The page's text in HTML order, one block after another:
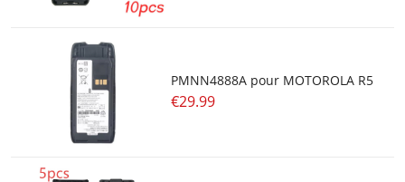
PMNN4888A pour MOTOROLA R5
€29.99